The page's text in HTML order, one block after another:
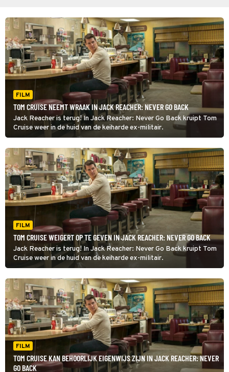
FILM
TOM CRUISE NEEMT WRAAK IN JACK REACHER: NEVER GO BACK
Jack Reacher is terug! In Jack Reacher: Never Go Back kruipt Tom
Cruise weer in de huid van de keiharde ex-militair.
FILM
TOM CRUISE WEIGERT OP TE GEVEN IN JACK REACHER: NEVER GO BACK
Jack Reacher is terug! In Jack Reacher: Never Go Back kruipt Tom
Cruise weer in de huid van de keiharde ex-militair.
FILM
TOM CRUISE KAN BEHOORLIJK EIGENWIJS ZIJN IN JACK REACHER: NEVER
GO BACK